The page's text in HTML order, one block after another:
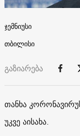
ჯემნიუსი
თბილისი
გაზიარება
თანხა
უკვე აისახა.